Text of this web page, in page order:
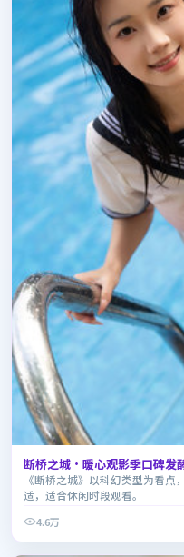
断桥之城·暖心观影季口碑发
《断桥之城》以科幻类型为看
适，适合休闲时段观看。
4.6万